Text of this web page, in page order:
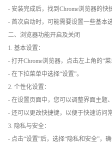
- 安装完成后，找到Chrome浏览器的快
- 首次启动时，可能需要设置一些基本
二、浏览器功能开启及关闭
1. 基本设置：
- 打开Chrome浏览器，点击左上角的“菜
- 在下拉菜单中选择“设置”。
2. 个性化设置：
- 在设置页面中，您可以调整界面主题
- 还可以更改快捷键，以便于快速访问
3. 隐私与安全：
- 点击“设置”后，选择“隐私和安全”，